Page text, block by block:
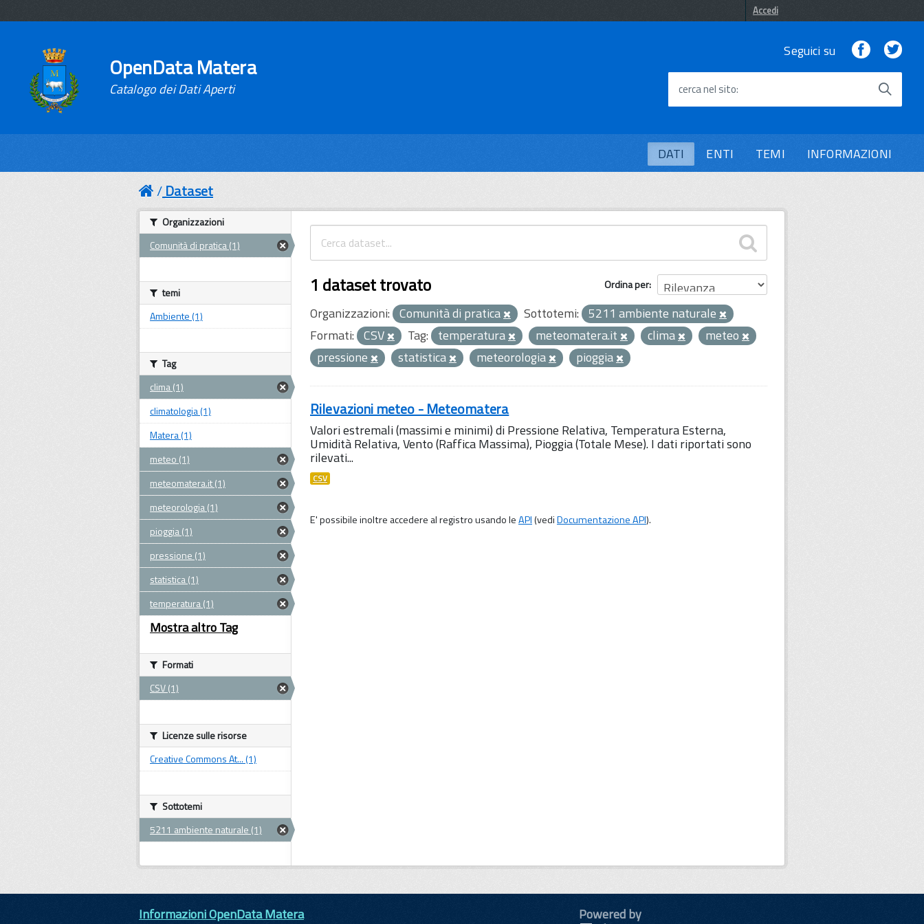
Accedi
OpenData Matera
Catalogo dei Dati Aperti
Seguici su Facebook
cerca nel sito
DATI ENTI TEMI INFORMAZIONI
Dataset
Ordina per
1 dataset trovato
Organizzazioni: Comunità di pratica Sottotemi: 5211 ambiente naturale
Formati: CSV Tag: temperatura meteomatera.it clima
meteo
pressione
statistica meteorologia pioggia
Rilevazioni meteo - Meteomatera
Valori estremali (massimi e minimi) di Pressione Relativa, Temperatura Esterna,
Umidità Relativa, Vento (Raffica Massima), Pioggia (Totale Mese). I dati riportati sono
rilevati...
CSV
E' possibile inoltre accedere al registro usando leAPI(vediDocumentazione API).
Organizzazioni
Comunità di pratica (1)
temi
Ambiente (1)
Tag
clima (1)
climatologia (1)
Matera (1)
meteo (1)
meteomatera.it (1)
meteorologia (1)
pioggia (1)
pressione (1)
statistica (1)
temperatura (1)
Mostra altro Tag
Formati
CSV (1)
Licenze sulle risorse
Creative Commons At... (1)
Sottotemi
5211 ambiente naturale (1)
Informazioni OpenData Matera
Powered by